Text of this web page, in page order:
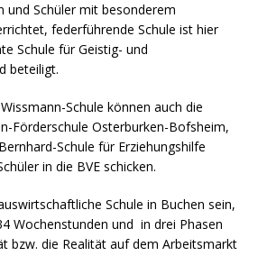
und Schüler mit besonderem
federführende Schule ist hier
Schule für Geistig- und
beteiligt.
Schule können auch die
Förderschule Osterburken-Bofsheim,
Schule für Erziehungshilfe
in die BVE schicken.
Schule in Buchen sein,
Wochenstunden und in drei Phasen
bzw. die Realität auf dem Arbeitsmarkt